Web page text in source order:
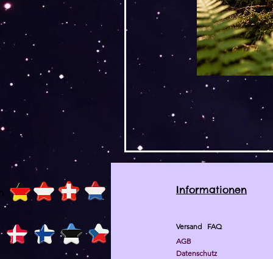
Informationen
Versand FAQ
AGB
Datenschutz